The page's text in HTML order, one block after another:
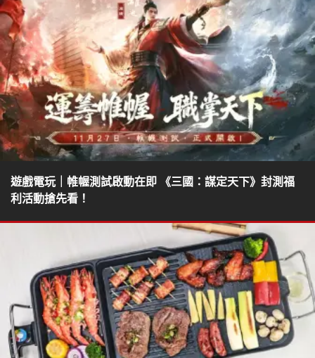
遊戲電玩｜帷幄測試啟動在即 《三國：謀定天下》封測福
利活動搶先看！